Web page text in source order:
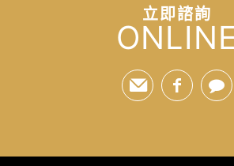
立即諮詢